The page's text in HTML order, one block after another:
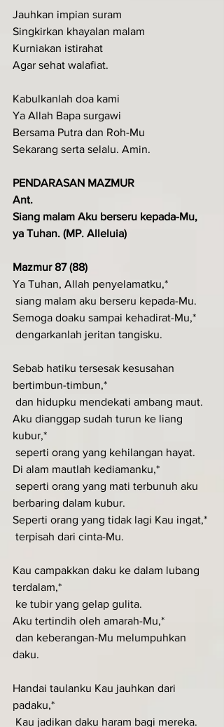
Jauhkan impian suram
Singkirkan khayalan malam
Kurniakan istirahat
Agar sehat walafiat.
Kabulkanlah doa kami
Ya Allah Bapa surgawi
Bersama Putra dan Roh-Mu
Sekarang serta selalu. Amin.
PENDARASAN MAZMUR
Ant.
Siang malam Aku berseru kepada-Mu,
ya Tuhan. (MP. Alleluia)
Mazmur 87 (88)
Ya Tuhan, Allah penyelamatku,*
siang malam aku berseru kepada-Mu.
Semoga doaku sampai kehadirat-Mu,*
dengarkanlah jeritan tangisku.
Sebab hatiku tersesak kesusahan
bertimbun-timbun,*
dan hidupku mendekati ambang maut.
Aku dianggap sudah turun ke liang
kubur,*
seperti orang yang kehilangan hayat.
Di alam mautlah kediamanku,*
berbaring dalam kubur.
Seperti orang yang tidak lagi Kau ingat,*
terpisah dari cinta-Mu.
Kau campakkan daku ke dalam lubang
terdalam,*
ke tubir yang gelap gulita.
Aku tertindih oleh amarah-Mu,*
daku.
Handai taulanku Kau jauhkan dari
padaku,*
Kau jadikan daku haram bagi mereka.